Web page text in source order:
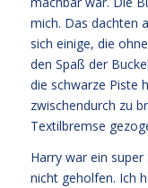
mich. Das dachten
sich einige, die
den Spaß der
die schwarze Piste
zwischendurch zu
Textilbremse
Harry war ein
nicht geholfen. Ich